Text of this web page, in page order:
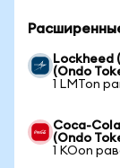
Lockheed
(Ondo
1 LMTon
Coca-
(Ondo
1 KOon